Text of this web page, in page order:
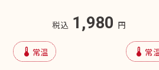
税込 1,980 円
device_thermostat 常温 device_thermostat 常